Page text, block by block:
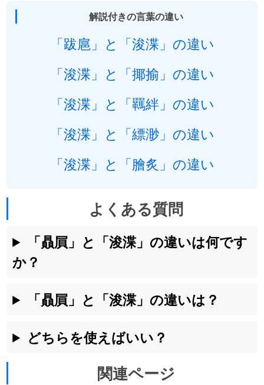
解説付きの言葉の違い
「跋扈」と「浚渫」の違い
「浚渫」と「揶揄」の違い
「浚渫」と「羈絆」の違い
「浚渫」と「縹渺」の違い
「浚渫」と「膾炙」の違い
よくある質問
「贔屓」と「浚渫」の違いは何です
か？
「贔屓」と「浚渫」の違いは？
どちらを使えばいい？
関連ページ